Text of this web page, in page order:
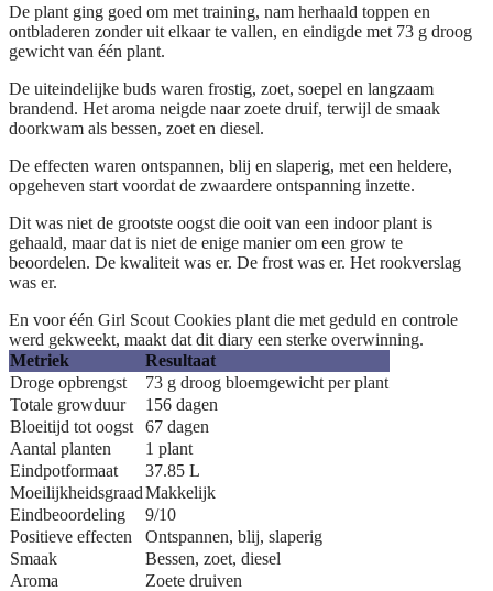
De plant ging goed om met training, nam herhaald toppen en
ontbladeren zonder uit elkaar te vallen, en eindigde met 73 g droog
gewicht van één plant.
De uiteindelijke buds waren frostig, zoet, soepel en langzaam
brandend. Het aroma neigde naar zoete druif, terwijl de smaak
doorkwam als bessen, zoet en diesel.
De effecten waren ontspannen, blij en slaperig, met een heldere,
opgeheven start voordat de zwaardere ontspanning inzette.
Dit was niet de grootste oogst die ooit van een indoor plant is
gehaald, maar dat is niet de enige manier om een grow te
beoordelen. De kwaliteit was er. De frost was er. Het rookverslag
was er.
En voor één Girl Scout Cookies plant die met geduld en controle
werd gekweekt, maakt dat dit diary een sterke overwinning.
Metriek
Resultaat
Droge opbrengst
73 g droog bloemgewicht per plant
Totale growduur
156 dagen
Bloeitijd tot oogst
67 dagen
Aantal planten
1 plant
Eindpotformaat
37.85 L
MoeilijkheidsgraadMakkelijk
Eindbeoordeling
9/10
Positieve effecten
Ontspannen, blij, slaperig
Smaak
Bessen, zoet, diesel
Aroma
Zoete druiven